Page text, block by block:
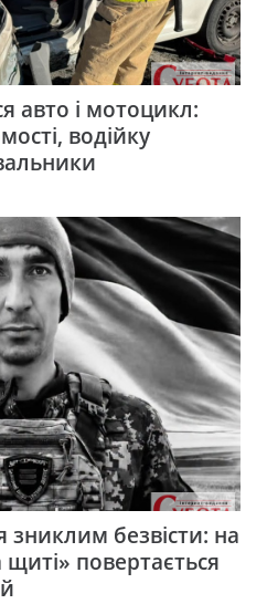
авто і мотоцикл:
водійку
зниклим безвісти: на
повертається